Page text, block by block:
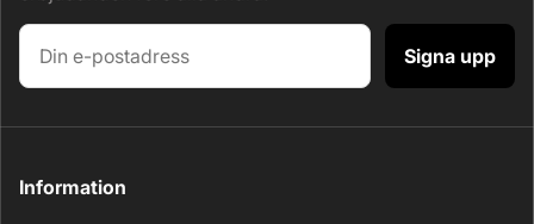
Signa upp
Information